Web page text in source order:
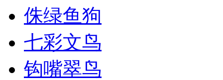
侏绿鱼狗
七彩文鸟
钩嘴翠鸟